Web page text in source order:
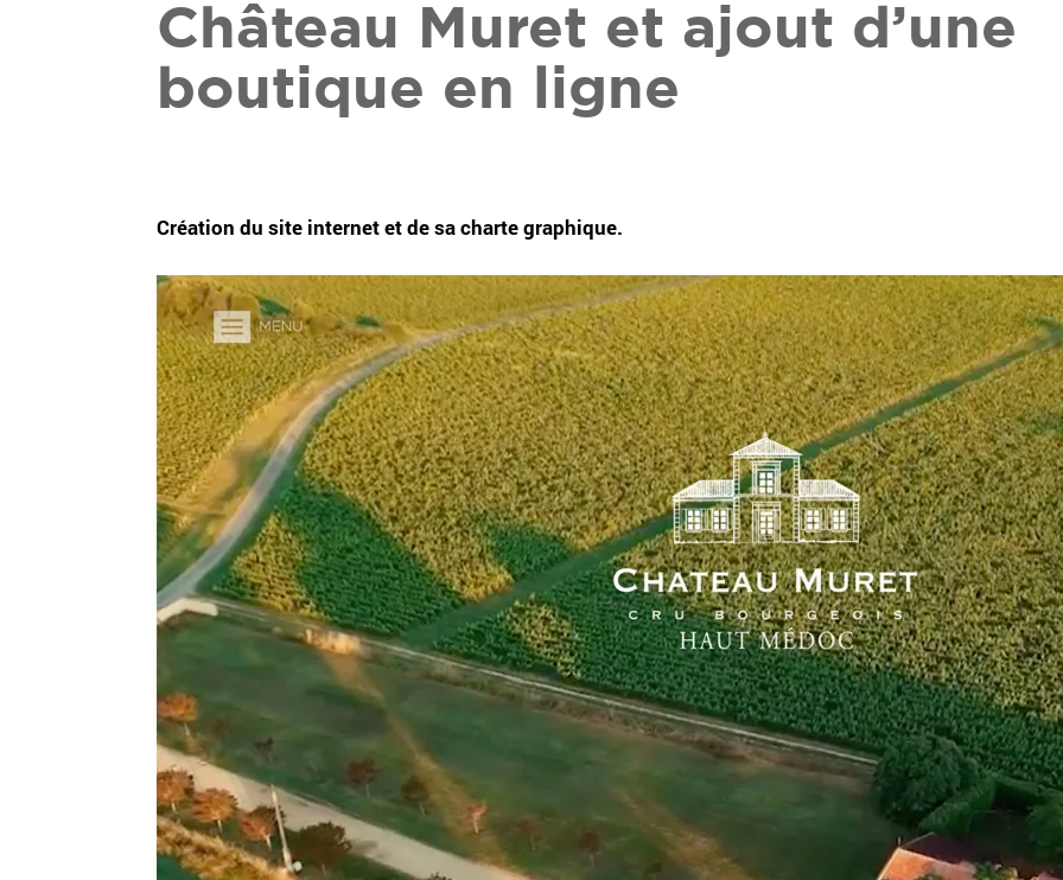
Château Muret et ajout d’une
boutique en ligne
Création du site internet et de sa charte graphique.